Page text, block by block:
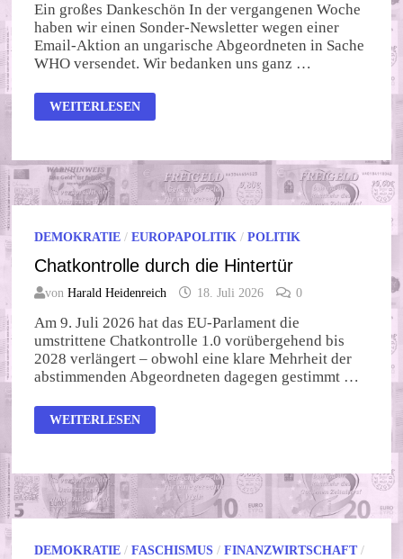
Ein großes Dankeschön In der vergangenen Woche
haben wir einen Sonder-Newsletter wegen einer
Email-Aktion an ungarische Abgeordneten in Sache
WHO versendet. Wir bedanken uns ganz …
GEMEINWOHL-
NEWS
2026
WEITERLESEN
DEMOKRATIE /EUROPAPOLITIK /POLITIK
Chatkontrolle durch die Hintertür
vonHarald Heidenreich 18. Juli 2026 0
Am 9. Juli 2026 hat das EU-Parlament die
umstrittene Chatkontrolle 1.0 vorübergehend bis
2028 verlängert – obwohl eine klare Mehrheit der
abstimmenden Abgeordneten dagegen gestimmt …
CHATKONTROLLE
DURCH
WEITERLESEN
DEMOKRATIE /FASCHISMUS /FINANZWIRTSCHAFT/